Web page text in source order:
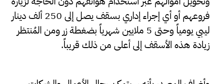
فروعهم أو أي إجراء إداري بسقف يصل إلى 250 ألف دينار
ليبي يومياً وحتى 5 ملايين شهرياً بضغطة زر ومن المُنتظر
زيادة هذه الأسقف إلى أعلى من ذلك قريباً.